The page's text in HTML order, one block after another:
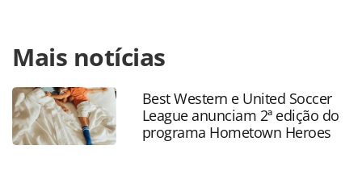
https://www.panrotas.com.br/mercado/distribuicao/2021/
latin-america-seleciona-hosted-buyers-para-edicao-
virtual_182477.html ou as ferramentas oferecidas na
página. Todo o conteúdo produzido pela PANROTAS
Editora é protegido pela legislação brasileira sobre direito
autoral. Não reproduza o conteúdo sem autorização da
Mais notícias
Best Western e United Soccer
League anunciam 2ª edição do
programa Hometown Heroes